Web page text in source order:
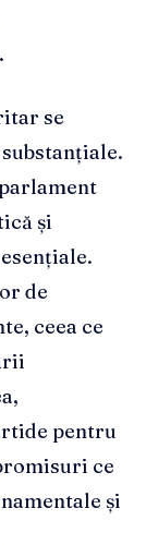
se
și
de
ceea ce
pentru
ce
și